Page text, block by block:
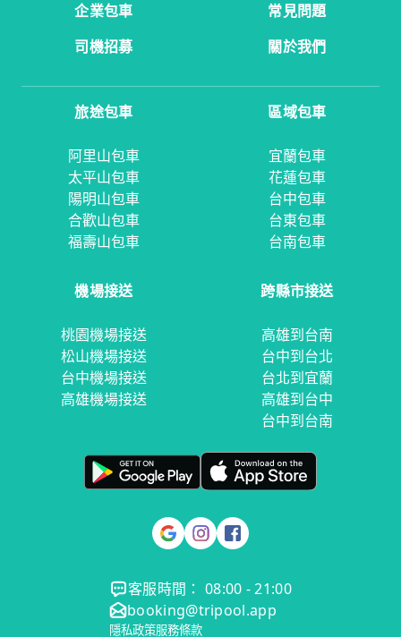
企業包車
常見問題
司機招募
關於我們
旅途包車
阿里山包車
太平山包車
陽明山包車
合歡山包車
福壽山包車
區域包車
宜蘭包車
花蓮包車
台中包車
台東包車
台南包車
機場接送
桃園機場接送
松山機場接送
台中機場接送
高雄機場接送
跨縣市接送
高雄到台南
台中到台北
台北到宜蘭
高雄到台中
台中到台南
客服時間： 08:00 - 21:00
booking@tripool.app
隱私政策服務條款